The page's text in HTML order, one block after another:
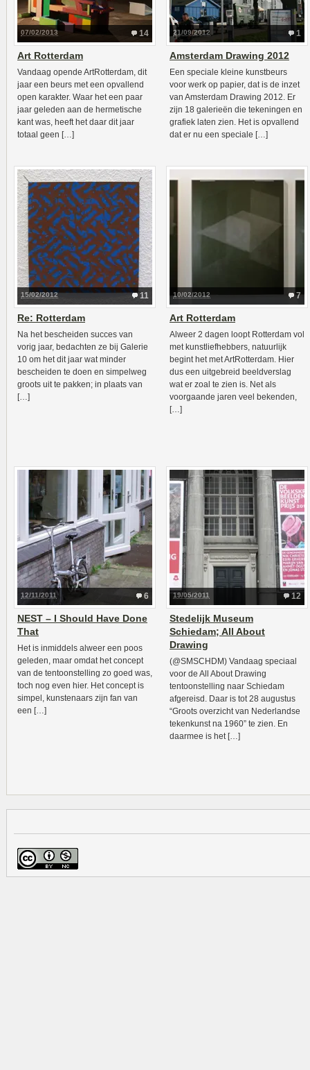
14
07/02/2013
Art Rotterdam
Vandaag opende ArtRotterdam, dit
jaar een beurs met een opvallend
open karakter. Waar het een paar
jaar geleden aan de hermetische
kant was, heeft het daar dit jaar
totaal geen […]
1
21/09/2012
Amsterdam Drawing 2012
Een speciale kleine kunstbeurs
voor werk op papier, dat is de inzet
van Amsterdam Drawing 2012. Er
zijn 18 galerieën die tekeningen en
grafiek laten zien. Het is opvallend
dat er nu een speciale […]
11
15/02/2012
Re: Rotterdam
Na het bescheiden succes van
vorig jaar, bedachten ze bij Galerie
10 om het dit jaar wat minder
bescheiden te doen en simpelweg
groots uit te pakken; in plaats van
[…]
7
10/02/2012
Art Rotterdam
Alweer 2 dagen loopt Rotterdam vol
met kunstliefhebbers, natuurlijk
begint het met ArtRotterdam. Hier
dus een uitgebreid beeldverslag
wat er zoal te zien is. Net als
voorgaande jaren veel bekenden,
[…]
6
12/11/2011
NEST – I Should Have Done
That
Het is inmiddels alweer een poos
geleden, maar omdat het concept
van de tentoonstelling zo goed was,
toch nog even hier. Het concept is
simpel, kunstenaars zijn fan van
een […]
12
19/05/2011
Stedelijk Museum
Schiedam; All About
Drawing
(@SMSCHDM) Vandaag speciaal
voor de All About Drawing
tentoonstelling naar Schiedam
afgereisd. Daar is tot 28 augustus
“Groots overzicht van Nederlandse
tekenkunst na 1960” te zien. En
daarmee is het […]